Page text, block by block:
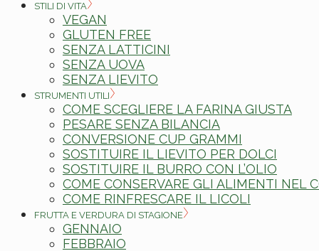
STILI DI VITA
VEGAN
GLUTEN FREE
SENZA LATTICINI
SENZA UOVA
SENZA LIEVITO
STRUMENTI UTILI
COME SCEGLIERE LA FARINA GIUSTA
PESARE SENZA BILANCIA
CONVERSIONE CUP GRAMMI
SOSTITUIRE IL LIEVITO PER DOLCI
SOSTITUIRE IL BURRO CON L’OLIO
COME CONSERVARE GLI ALIMENTI NEL
COME RINFRESCARE IL LICOLI
FRUTTA E VERDURA DI STAGIONE
GENNAIO
FEBBRAIO